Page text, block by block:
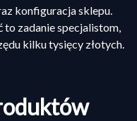
konfiguracja sklepu.
to zadanie specjalistom,
kilku tysięcy złotych.